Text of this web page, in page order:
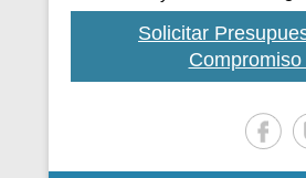
Solicitar
Compromiso